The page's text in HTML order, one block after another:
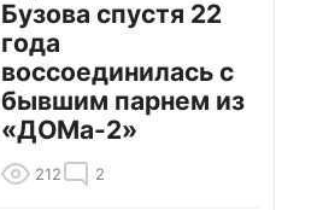
Бузова спустя 22
года
воссоединилась с
бывшим парнем из
«ДОМа-2»
212 2